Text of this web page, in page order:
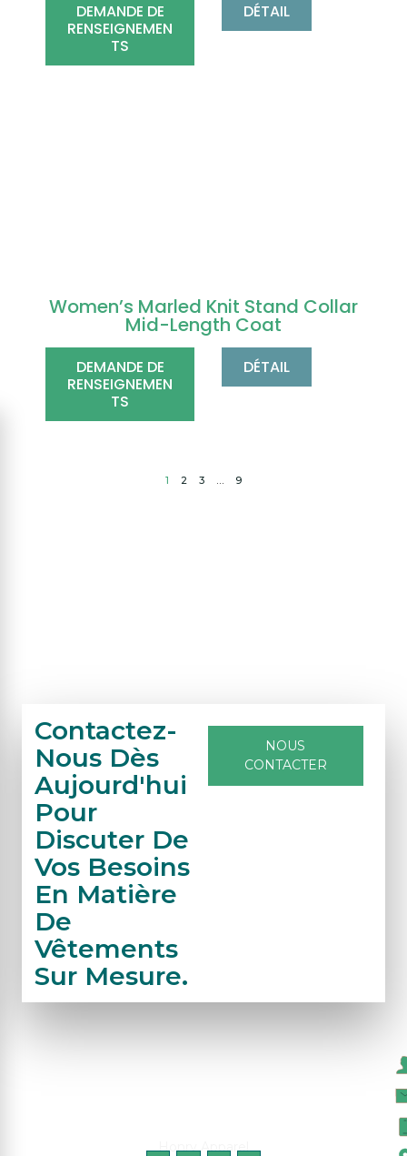
DEMANDE DE
RENSEIGNEMEN
TS
DÉTAIL
Women’s Marled Knit Stand Collar
Mid-Length Coat
DEMANDE DE
RENSEIGNEMEN
TS
DÉTAIL
1 2 3 … 9
Contactez-
Nous Dès
Aujourd'hui
Pour
Discuter De
Vos Besoins
En Matière
De
Vêtements
Sur Mesure.
NOUS
CONTACTER
Honry Apparel